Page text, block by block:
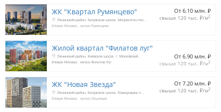
ЖК "Квартал Румянцево" От 6.10 млн. ₽
свыше 120 тыс. ₽/м2
Ленинский район Калужское шоссе Мосрентген пос.
(Новая Москва)
метро Румянцево
Жилой квартал "Филатов луг"
От 6.90 млн. ₽
свыше 120 тыс. ₽/м2
Ленинский район Киевское шоссе г. Московский
(Новая Москва)
метро Филатов Луг
ЖК "Новая Звезда" От 7.20 млн. ₽
свыше 120 тыс. ₽/м2
Ленинский район Калужское шоссе Коммунарка п.
(Новая Москва)
метро Ольховая